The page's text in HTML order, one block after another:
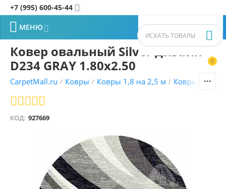
+7 (995) 600-45-44 
0


 МЕНЮ
Ковер овальный Silver дизайн
D234 GRAY 1.80x2.50
CarpetMall.ru / Ковры / Ковры 1,8 на 2,5 м / Ковры
КОД: 927669